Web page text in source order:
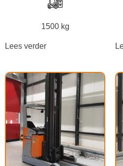
1500 kg
Lees verder